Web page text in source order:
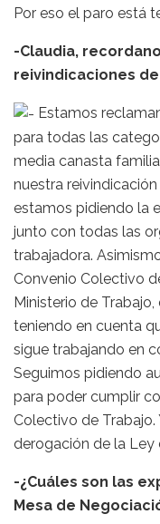
Por eso el paro está
-Claudia,
reivindicaciones
Estamos
para todas las
media canasta
nuestra
estamos pidiendo la
junto con todas las
trabajadora.
Convenio Colectivo
Ministerio de
teniendo en cuenta
sigue trabajando en
Seguimos pidiendo
para poder cumplir
Colectivo de
derogación de la Ley
-¿Cuáles son las
Mesa de